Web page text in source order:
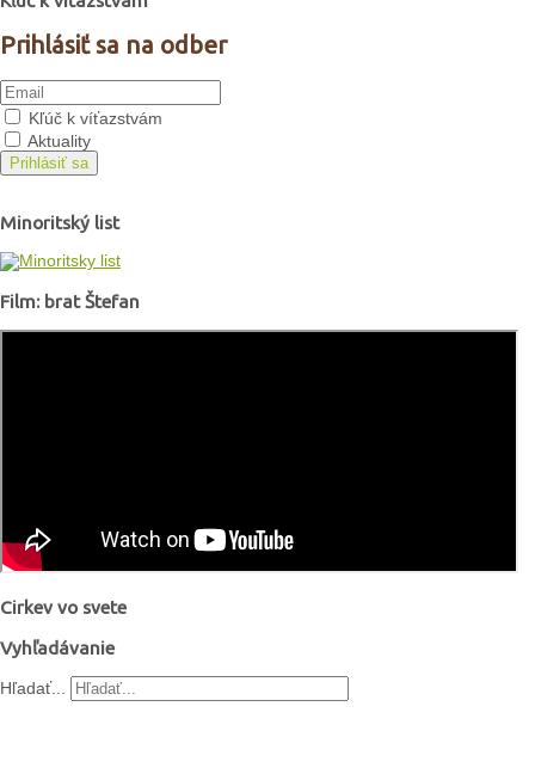
Prihlásiť sa na odber
Kľúč k víťazstvám
Aktuality
Prihlásiť sa
Minoritský list
Film: brat Štefan
Cirkev vo svete
Vyhľadávanie
Hľadať...